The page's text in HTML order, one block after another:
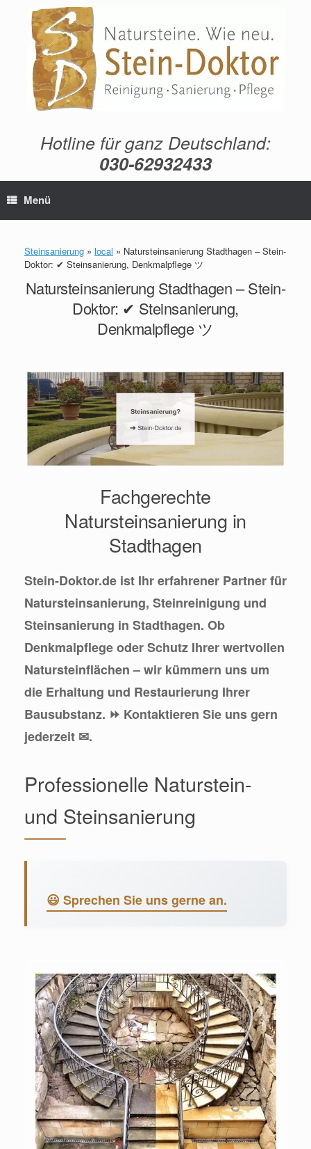
springen
Hotline für ganz Deutschland:
030-62932433
Menü
Steinsanierung » local » Natursteinsanierung Stadthagen – Stein-
Doktor: ✔ Steinsanierung, Denkmalpflege ツ
Natursteinsanierung Stadthagen – Stein-
Doktor: ✔ Steinsanierung,
Denkmalpflege ツ
Fachgerechte
Natursteinsanierung in
Stadthagen
Stein-Doktor.de ist Ihr erfahrener Partner für
Natursteinsanierung, Steinreinigung und
Steinsanierung in Stadthagen. Ob
Denkmalpflege oder Schutz Ihrer wertvollen
Natursteinflächen – wir kümmern uns um
die Erhaltung und Restaurierung Ihrer
Bausubstanz. ⏩ Kontaktieren Sie uns gern
jederzeit ✉.
Professionelle Naturstein-
und Steinsanierung
😃 Sprechen Sie uns gerne an.